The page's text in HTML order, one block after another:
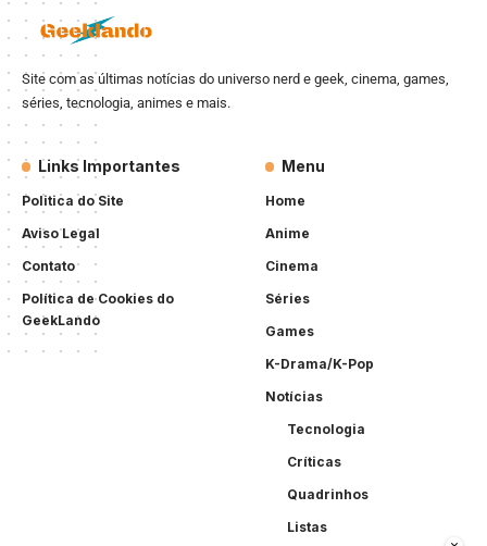
Site com as últimas notícias do universo nerd e geek, cinema, games,
séries, tecnologia, animes e mais.
Links Importantes
Politica do Site
Aviso Legal
Contato
Política de Cookies do
GeekLando
Menu
Home
Anime
Cinema
Séries
Games
K-Drama/K-Pop
Notícias
Tecnologia
Críticas
Quadrinhos
Listas